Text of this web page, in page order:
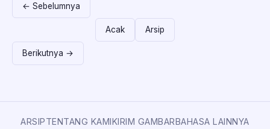
← Sebelumnya
Acak Arsip
Berikutnya →
ARSIPTENTANG KAMIKIRIM GAMBARBAHASA LAINNYA